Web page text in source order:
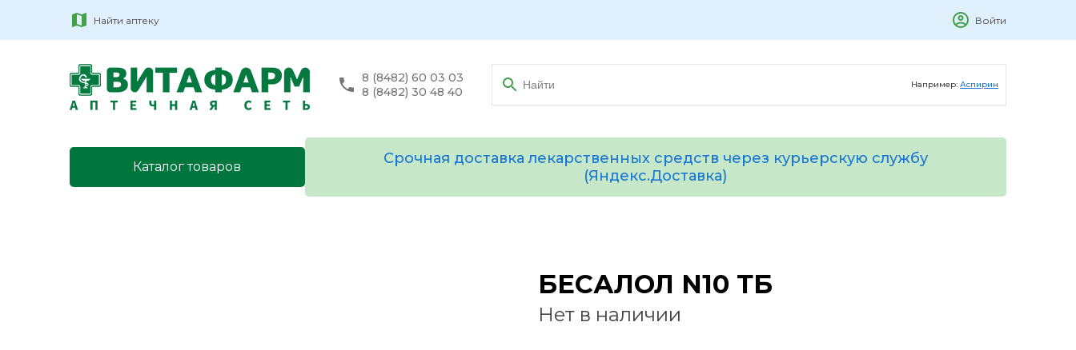
Найти аптеку Войти
8 (8482) 60 03 03
8 (8482) 30 48 40
Например: Аспирин
Каталог товаров
Срочная доставка лекарственных средств через курьерскую службу
(Яндекс.Доставка)
БЕСАЛОЛ N10 ТБ
Нет в наличии